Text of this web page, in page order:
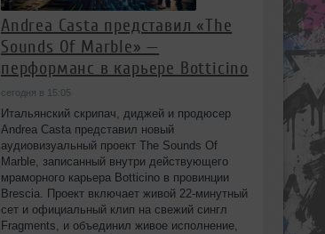
Andrea Casta представил «The
Sounds Of Marble» —
перформанс в карьере Botticino
сегодня в 15:05
Итальянский скрипач, диджей и продюсер
Andrea Casta представил новый
аудиовизуальный проект The Sounds Of
Marble, записанный внутри действующего
мраморного карьера Botticino в провинции
Brescia. Проект включает живой 22‑минутный
сет и официальный клип на свежий сингл
Fragments, и объединил живое исполнение,